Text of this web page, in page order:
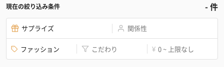
現在の絞り込み条件 -件
サプライズ 関係性
ファッション こだわり ¥ 0 ~ 上限なし